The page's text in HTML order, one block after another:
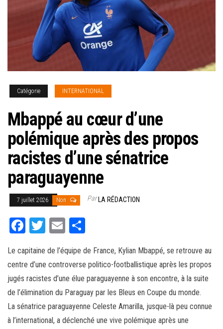
Catégorie INTERNATIONAL
Mbappé au cœur d’une
polémique après des propos
racistes d’une sénatrice
paraguayenne
7 juillet 2026 Non ParLA RÉDACTION
Fa
bo
ok
T
tt
er
E
ail ag
er
Le capitaine de l’équipe de France, Kylian Mbappé, se retrouve au
centre d’une controverse politico-footballistique après les propos
jugés racistes d’une élue paraguayenne à son encontre, à la suite
de l’élimination du Paraguay par les Bleus en Coupe du monde.
La sénatrice paraguayenne Celeste Amarilla, jusque-là peu connue
à l’international, a déclenché une vive polémique après une